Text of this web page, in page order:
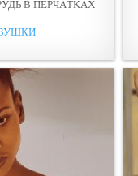
В ПЕРЧAТКАХ